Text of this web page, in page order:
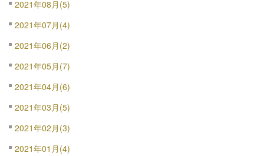
2021年08月(5)
2021年07月(4)
2021年06月(2)
2021年05月(7)
2021年04月(6)
2021年03月(5)
2021年02月(3)
2021年01月(4)